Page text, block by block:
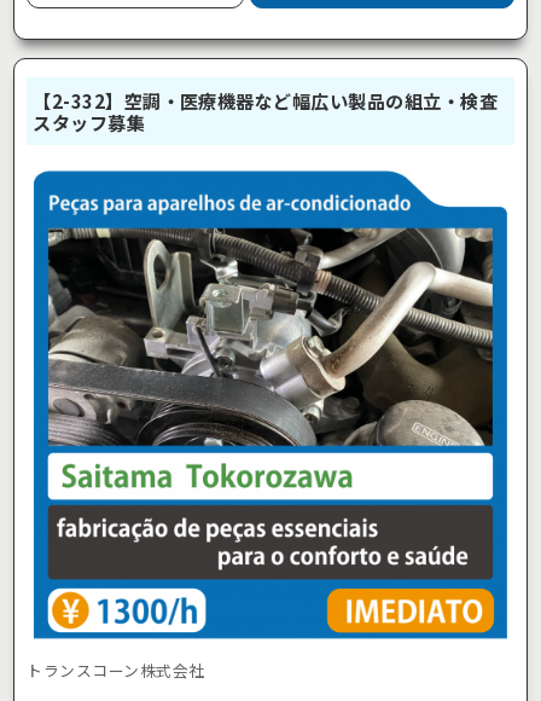
【2-332】空調・医療機器など幅広い製品の組立・検査
スタッフ募集
トランスコーン株式会社